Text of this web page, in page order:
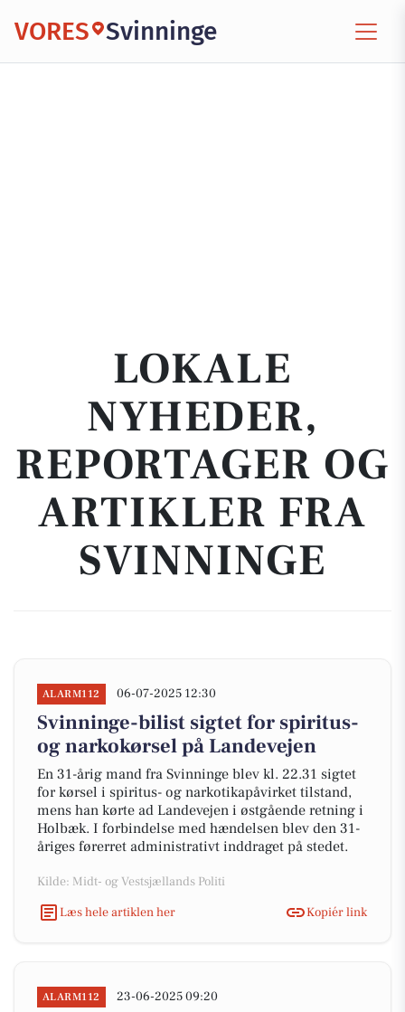
VORES Svinninge
LOKALE
NYHEDER,
REPORTAGER OG
ARTIKLER FRA
SVINNINGE
ALARM112 06-07-2025 12:30
Svinninge-bilist sigtet for spiritus-
og narkokørsel på Landevejen
En 31-årig mand fra Svinninge blev kl. 22.31 sigtet
for kørsel i spiritus- og narkotikapåvirket tilstand,
mens han kørte ad Landevejen i østgående retning i
Holbæk. I forbindelse med hændelsen blev den 31-
åriges førerret administrativt inddraget på stedet.
Kilde: Midt- og Vestsjællands Politi
Læs hele artiklen her
Kopiér link
ALARM112 23-06-2025 09:20